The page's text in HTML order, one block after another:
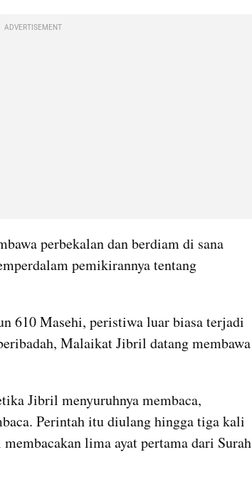
ADVERTISEMENT
perbekalan dan berdiam di sana
pemikirannya tentang
610 Masehi, peristiwa luar biasa terjadi
Malaikat Jibril datang membawa
Jibril menyuruhnya membaca,
Perintah itu diulang hingga tiga kali
lima ayat pertama dari Surah